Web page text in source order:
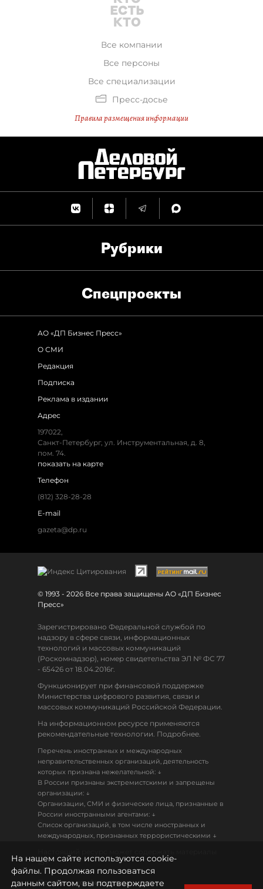
Все компании
Все персоны
Все специализации
Пресс-досье
Правила размещения информации
Рубрики
Спец­проекты
АО «ДП Бизнес Пресс»
О СМИ
Редакция
Подписка
Реклама в издании
Адрес
197022,
Санкт-Петербург, ул. Инструментальная, д. 8,
пом. 74.
показать на карте
Телефон
(812) 328-28-28
E-mail
gazeta@dp.ru
© 1993 - 2026 Все права защищены АО «ДП Бизнес
Пресс»
Зарегистрировано Федеральной службой по
надзору в сфере связи, информационных
технологий и массовых коммуникаций
(Роскомнадзор), номер свидетельства ЭЛ № ФС 77
- 65426 от 18.04.2016г.
Функционирует при финансовой поддержке
Министерства цифрового развития, связи и
массовых коммуникаций Российской Федерации.
На информационном ресурсе применяются
рекомендательные технологии. Подробнее.
Перечень иностранных и международных
неправительственных организаций, деятельность
которых признана нежелательной: ↓
В России признаны экстремистскими и запрещены
организации: ↓
Организации, СМИ и физические лица, признанные в
России иностранными агентами: ↓
Список организаций, в том числе иностранных и
международных, признанных террористическими ↓
18+
Политика конфиденциальности
На нашем сайте используются cookie-
файлы. Продолжая пользоваться
данным сайтом, вы подтверждаете